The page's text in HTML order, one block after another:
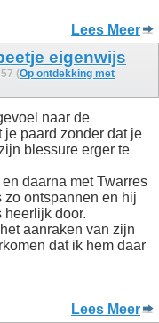
Lees Meer
eigenwijs
(Op ontdekking met
naar de
je paard zonder dat je
blessure erger te
daarna met Twarres
ontspannen en hij
heerlijk door.
aanraken van zijn
dat ik hem daar
Lees Meer